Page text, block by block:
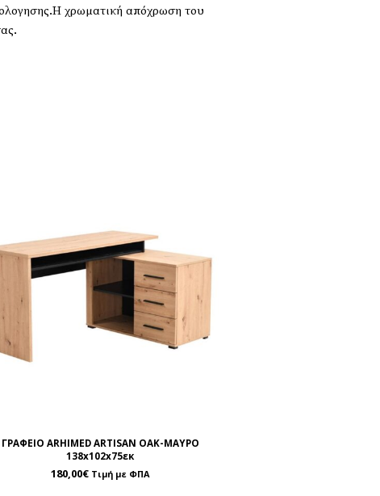
χρωματική απόχρωση του
ΓΡΑΦΕΙΟ ARHIMED ARTISAN OAK-ΜΑΥΡΟ
138x102x75εκ
180,00€ Τιμή με ΦΠΑ